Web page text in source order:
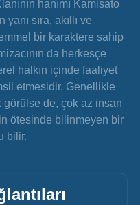
hanımı Kamisato
sıra, akıllı ve
bir karaktere sahip
da herkesçe
halkın içinde faaliyet
etmesidir. Genellikle
de, çok az insan
ötesinde bilinmeyen bir
bilir.